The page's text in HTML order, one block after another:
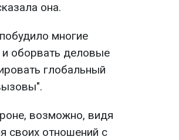
она.
многие
оборвать деловые
глобальный
возможно, видя
своих отношений с